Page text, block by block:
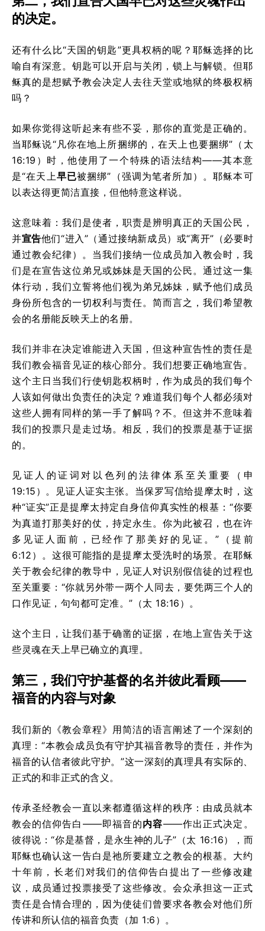
的决定。
还有什么比“天国的钥匙”更具权柄的呢？耶稣选择的比
喻自有深意。钥匙可以开启与关闭，锁上与解锁。但耶
稣真的是想赋予教会决定人去往天堂或地狱的终极权柄
吗？
如果你觉得这听起来有些不妥，那你的直觉是正确的。
当耶稣说“凡你在地上所捆绑的，在天上也要捆绑”（太
16:19）时，他使用了一个特殊的语法结构——其本意
是“在天上早已被捆绑”（强调为笔者所加）。耶稣本可
以表达得更简洁直接，但他特意这样说。
这意味着：我们是使者，职责是辨明真正的天国公民，
并宣告他们“进入”（通过接纳新成员）或“离开”（必要时
通过教会纪律）。当我们接纳一位成员加入教会时，我
们是在宣告这位弟兄或姊妹是天国的公民。通过这一集
体行动，我们立誓将他们视为弟兄姊妹，赋予他们成员
身份所包含的一切权利与责任。简而言之，我们希望教
会的名册能反映天上的名册。
我们并非在决定谁能进入天国，但这种宣告性的责任是
我们教会福音见证的核心部分。我们想要正确地宣告。
这个主日当我们行使钥匙权柄时，作为成员的我们每个
人该如何做出负责任的决定？难道我们每个人都必须对
这些人拥有同样的第一手了解吗？不。但这并不意味着
我们的投票只是走过场。相反，我们的投票是基于证据
的。
见证人的证词对以色列的法律体系至关重要（申
19:15）。见证人证实主张。当保罗写信给提摩太时，这
种“证实”正是提摩太持定自身信仰真实性的根基：“你要
为真道打那美好的仗，持定永生。你为此被召，也在许
多见证人面前，已经作了那美好的见证。”（提前
6:12）。这很可能指的是提摩太受洗时的场景。在耶稣
关于教会纪律的教导中，见证人对识别假信徒的过程也
至关重要：“你就另外带一两个人同去，要凭两三个人的
口作见证，句句都可定准。”（太 18:16）。
这个主日，让我们基于确凿的证据，在地上宣告关于这
些灵魂在天上早已确立的真理。
第三，我们守护基督的名并彼此看顾——
福音的内容与对象
我们新的《教会章程》用简洁的语言阐述了一个深刻的
真理：“本教会成员负有守护其福音教导的责任，并作为
福音的认信者彼此守护。”这一深刻的真理具有实际的、
正式的和非正式的含义。
传承圣经教会一直以来都遵循这样的秩序：由成员就本
教会的信仰告白——即福音的内容——作出正式决定。
彼得说：“你是基督，是永生神的儿子”（太 16:16），而
耶稣也确认这一告白是祂所要建立之教会的根基。大约
十年前，长老们对我们的信仰告白提出了一些修改建
议，成员通过投票接受了这些修改。会众承担这一正式
责任是合情合理的，因为使徒们曾要求各教会对他们所
传讲和所认信的福音负责（加 1:6）。